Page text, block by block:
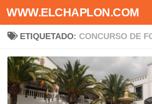
Saltar al contenido
WWW.ELCHAPLON.COM
ETIQUETADO: CONCURSO DE